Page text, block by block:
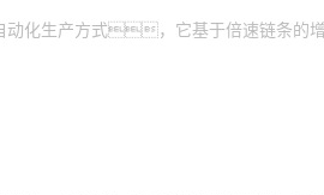
动化生产方式，它基于倍速链条